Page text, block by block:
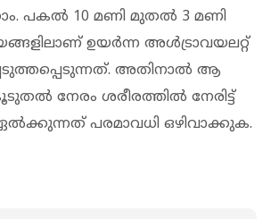
പകല്‍ 10 മണി മുതല്‍ 3 മണി
ഉയര്‍ന്ന അള്‍ട്രാവയലറ്റ്
അതിനാല്‍ ആ
നേരം ശരീരത്തില്‍ നേരിട്ട്
പരമാവധി ഒഴിവാക്കുക.